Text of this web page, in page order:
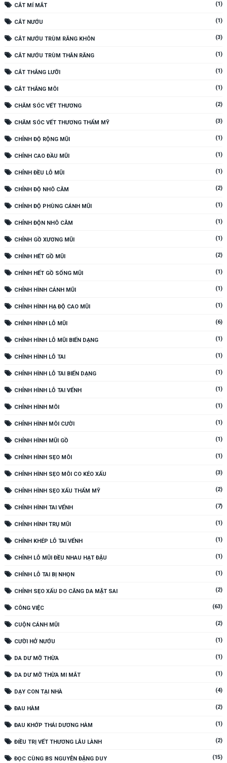
CẮT MÍ MẮT (1)
CẮT NƯỚU (1)
CẮT NƯỚU TRÙM RĂNG KHÔN (3)
CẮT NƯỚU TRÙM THÂN RĂNG (1)
CẮT THẮNG LƯỠI (1)
CẮT THẮNG MÔI (1)
CHĂM SÓC VẾT THƯƠNG (2)
CHĂM SÓC VẾT THƯƠNG THẨM MỸ (3)
CHỈNH ĐỘ RỘNG MŨI (1)
CHỈNH CAO ĐẦU MŨI (1)
CHỈNH ĐỀU LỖ MŨI (1)
CHỈNH ĐỘ NHÔ CẰM (2)
CHỈNH ĐỘ PHÙNG CÁNH MŨI (1)
CHỈNH ĐỘN NHÔ CẰM (1)
CHỈNH GỒ XƯƠNG MŨI (1)
CHỈNH HẾT GỒ MŨI (2)
CHỈNH HẾT GỒ SỐNG MŨI (1)
CHỈNH HÌNH CÁNH MŨI (1)
CHỈNH HÌNH HẠ ĐỘ CAO MŨI (1)
CHỈNH HÌNH LỖ MŨI (6)
CHỈNH HÌNH LỖ MŨI BIẾN DẠNG (1)
CHỈNH HÌNH LỖ TAI (1)
CHỈNH HÌNH LỖ TAI BIẾN DẠNG (1)
CHỈNH HÌNH LỖ TAI VỂNH (1)
CHỈNH HÌNH MÔI (1)
CHỈNH HÌNH MÔI CƯỜI (1)
CHỈNH HÌNH MŨI GỒ (1)
CHỈNH HÌNH SẸO MÔI (1)
CHỈNH HÌNH SẸO MÔI CO KÉO XẤU (3)
CHỈNH HÌNH SẸO XẤU THẨM MỸ (2)
CHỈNH HÌNH TAI VỂNH (7)
CHỈNH HÌNH TRỤ MŨI (1)
CHỈNH KHÉP LỖ TAI VỂNH (1)
CHỈNH LỖ MŨI ĐỀU NHAU HẠT ĐẬU (1)
CHỈNH LỖ TAI BỊ NHỌN (1)
CHỈNH SẸO XẤU DO CĂNG DA MẶT SAI (2)
CÔNG VIỆC (63)
CUỘN CÁNH MŨI (2)
CƯỜI HỞ NƯỚU (1)
DA DƯ MỠ THỪA (1)
DA DƯ MỠ THỪA MI MẮT (1)
DẠY CON TẠI NHÀ (4)
ĐAU HÀM (2)
ĐAU KHỚP THÁI DƯƠNG HÀM (1)
ĐIỀU TRỊ VẾT THƯƠNG LÂU LÀNH (2)
ĐỌC CÙNG BS NGUYỄN ĐẶNG DUY (15)